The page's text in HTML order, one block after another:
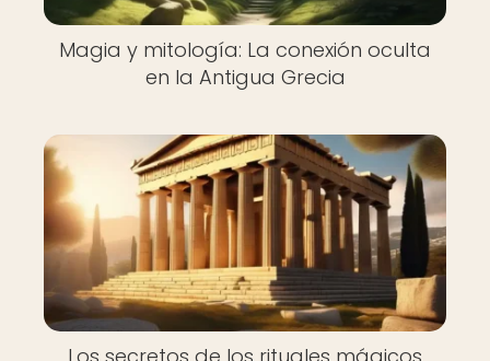
Magia y mitología: La conexión oculta
en la Antigua Grecia